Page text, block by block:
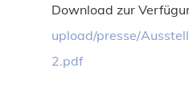
Download zur
upload/presse/
2.pdf